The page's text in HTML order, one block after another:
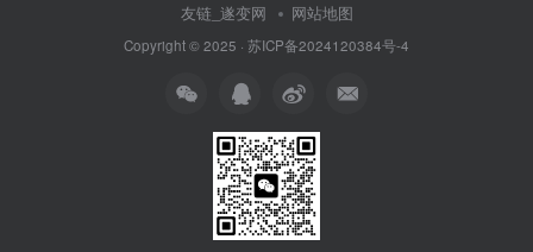
友链_遂变网 网站地图
Copyright © 2025 · 苏ICP备2024120384号-4